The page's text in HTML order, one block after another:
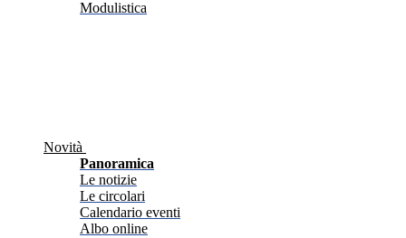
Modulistica
Novità
Panoramica
Le notizie
Le circolari
Calendario eventi
Albo online